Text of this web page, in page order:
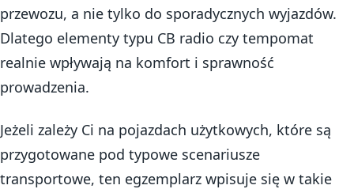
przewozu, a nie tylko do sporadycznych wyjazdów.
Dlatego elementy typu CB radio czy tempomat
realnie wpływają na komfort i sprawność
prowadzenia.
Jeżeli zależy Ci na pojazdach użytkowych, które są
przygotowane pod typowe scenariusze
transportowe, ten egzemplarz wpisuje się w takie